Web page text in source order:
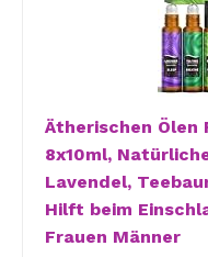
Ätherischen Ölen
8x10ml,
Lavendel,
Hilft beim
Frauen Männer